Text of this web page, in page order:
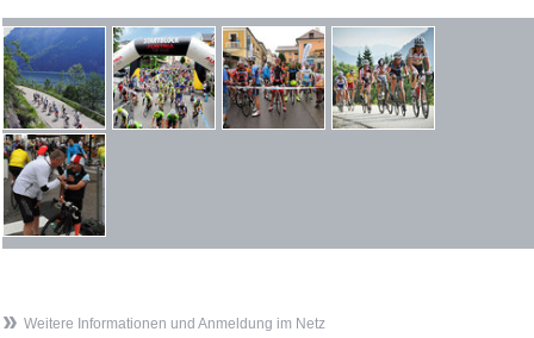
Weitere Informationen und Anmeldung im Netz